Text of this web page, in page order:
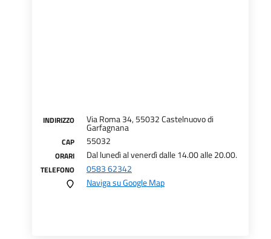
INDIRIZZO Via Roma 34, 55032 Castelnuovo di
Garfagnana
CAP 55032
ORARI Dal lunedì al venerdì dalle 14.00 alle 20.00.
TELEFONO
0583 62342
Naviga su Google Map